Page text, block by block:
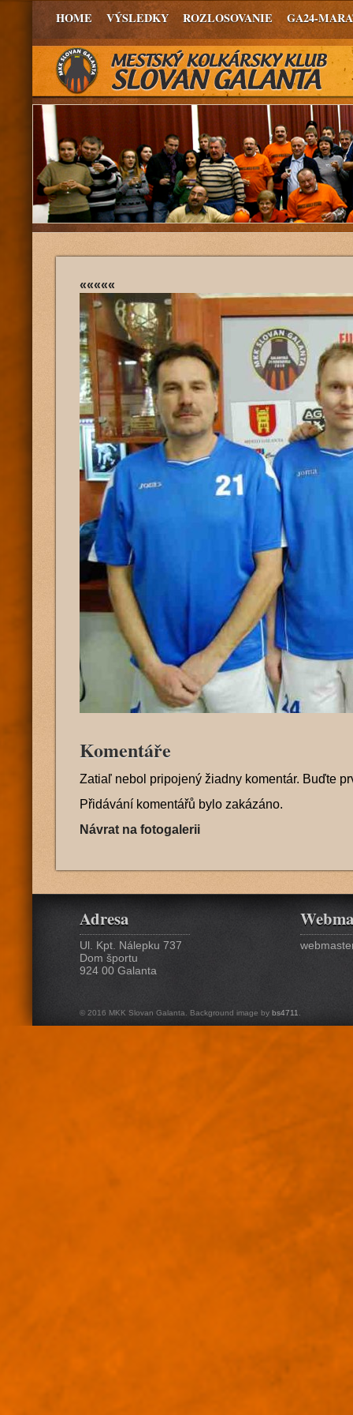
HOME VÝSLEDKY ROZLOSOVANIE GA24-
«««««
Komentáře
Zatiaľ nebol pripojený žiadny komentár. Buďte
Přidávání komentářů bylo zakázáno.
Návrat na fotogalerii
Adresa
Ul. Kpt. Nálepku 737
Dom športu
924 00 Galanta
© 2016 MKK Slovan Galanta. Background image by bs4711